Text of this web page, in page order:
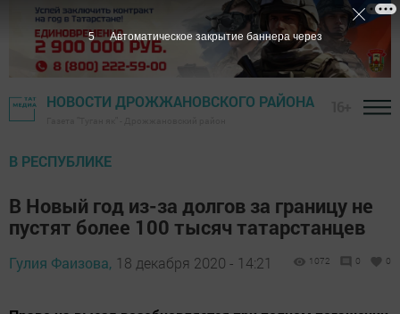
НОВОСТИ ДРОЖЖАНОВСКОГО РАЙОНА
В РЕСПУБЛИКЕ
В Новый год из-за долгов за границу не
пустят более 100 тысяч татарстанцев
Гулия Фаизова, 18 декабря 2020 - 14:21 1072 0 0
4 Автоматическое закрытие баннера через